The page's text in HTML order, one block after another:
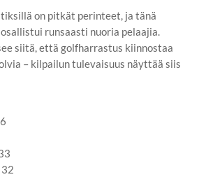
on pitkät perinteet, ja tänä
runsaasti nuoria pelaajia.
siitä, että golfharrastus kiinnostaa
– kilpailun tulevaisuus näyttää siis
32